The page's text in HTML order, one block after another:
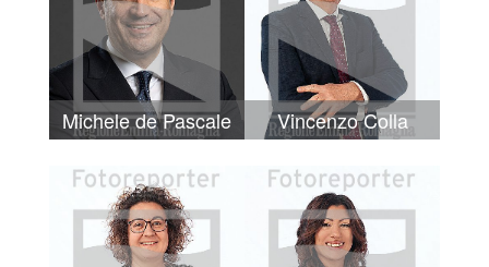
Michele de Pascale Vincenzo Colla